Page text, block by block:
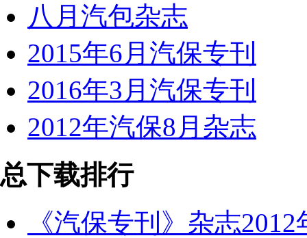
八月汽包杂志
2015年6月汽保专刊
2016年3月汽保专刊
2012年汽保8月杂志
总下载排行
《汽保专刊》杂志2012